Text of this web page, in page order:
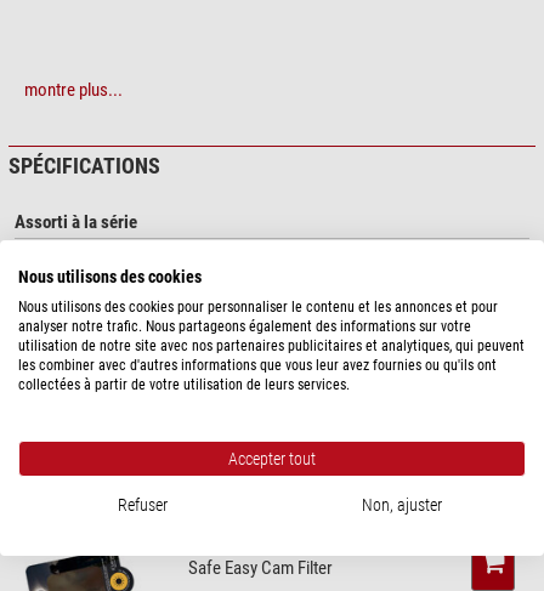
montre plus...
SPÉCIFICATIONS
Assorti à la série
SÉCURITÉ DES PRODUITS
Fabricant: Euromex Microscopen bv, Papenkamp 20, 6836 BD Arnhem, NL,
http://www.euromex.com (neu), http://www.euromex.nl/de
ACCESSOIRES RECOMMANDÉS
Observation du soleil > Filtres solaires (3)
Safe Easy Cam Filter
Nous utilisons des cookies
Nous utilisons des cookies pour personnaliser le contenu et les annonces et pour
analyser notre trafic. Nous partageons également des informations sur votre
utilisation de notre site avec nos partenaires publicitaires et analytiques, qui peuvent
les combiner avec d'autres informations que vous leur avez fournies ou qu'ils ont
collectées à partir de votre utilisation de leurs services.
Accepter tout
Refuser Non, ajuster